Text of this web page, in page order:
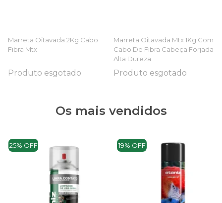
Marreta Oitavada 2Kg Cabo
Fibra Mtx
Produto esgotado
Marreta Oitavada Mtx 1Kg Com
Cabo De Fibra Cabeça Forjada
Alta Dureza
Produto esgotado
Os mais vendidos
25% OFF 19% OFF